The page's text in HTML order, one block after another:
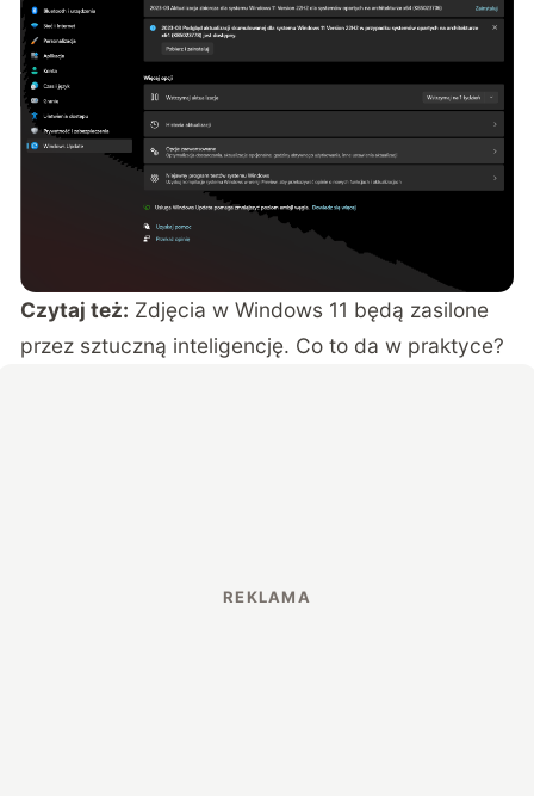
Czytaj też: Zdjęcia w Windows 11 będą zasilone
przez sztuczną inteligencję. Co to da w praktyce?